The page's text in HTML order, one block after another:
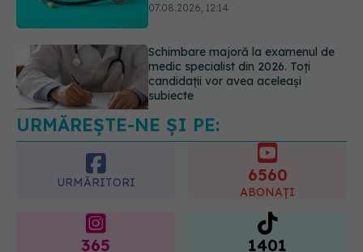
07.08.2026, 12:14
Schimbare majoră la examenul de
medic specialist din 2026. Toți
candidații vor avea aceleași
subiecte
URMĂREȘTE-NE ȘI PE:
URMĂRITORI 6560
ABONAȚI
365 1401